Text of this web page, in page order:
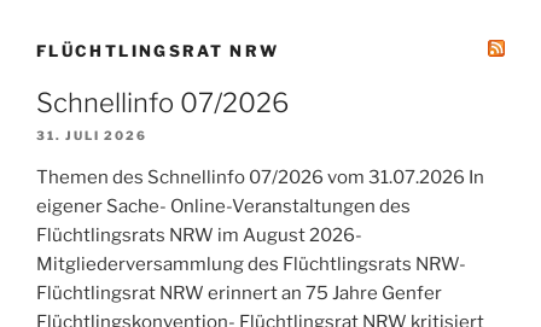
FLÜCHTLINGSRAT NRW
Schnellinfo 07/2026
31. JULI 2026
Themen des Schnellinfo 07/2026 vom 31.07.2026 In
eigener Sache- Online-Veranstaltungen des
Flüchtlingsrats NRW im August 2026-
Mitgliederversammlung des Flüchtlingsrats NRW-
Flüchtlingsrat NRW erinnert an 75 Jahre Genfer